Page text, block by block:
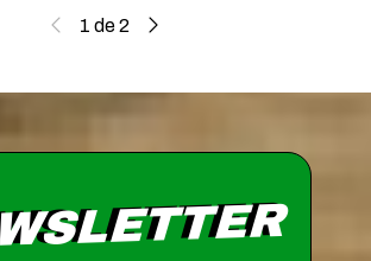
1 de2